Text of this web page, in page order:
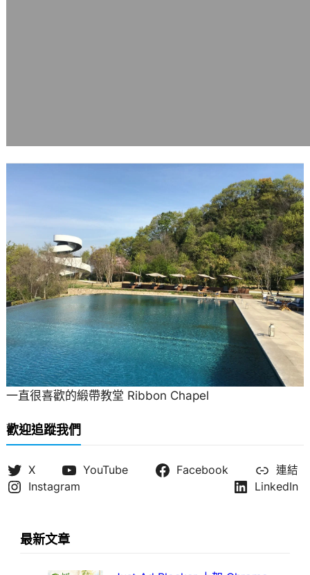
一直很喜歡的緞帶教堂 Ribbon Chapel
歡迎追蹤我們
X YouTube Facebook
連結
Instagram
LinkedIn
最新文章